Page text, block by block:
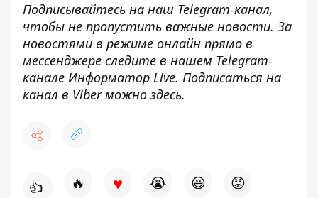
Подписывайтесь на наш Telegram-канал,
чтобы не пропустить важные новости. За
новостями в режиме онлайн прямо в
мессенджере следите в нашем Telegram-
канале Информатор Live. Подписаться на
канал в Viber можно здесь.
👍 🔥 ♥ 😭 😆 😡